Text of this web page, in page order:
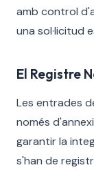
amb control
una sol·licitud
El Registre
Les entrades
només
garantir la
s'han de